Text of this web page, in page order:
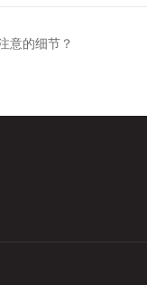
意的细节？